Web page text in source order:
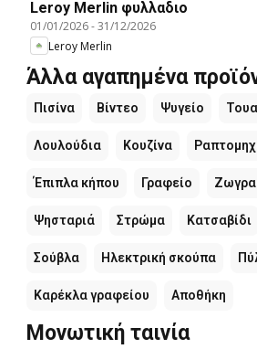
Leroy Merlin φυλλαδιο
01/01/2026-31/12/2026
Leroy Merlin
Άλλα αγαπημένα
Πισίνα Βίντεο Ψυγείο
Λουλούδια Κουζίνα
Έπιπλα κήπου Γραφείο
Ψησταριά Στρώμα Κατσαβίδι
Σούβλα Ηλεκτρική σκούπα
Καρέκλα γραφείου Αποθήκη
Μονωτική ταινία